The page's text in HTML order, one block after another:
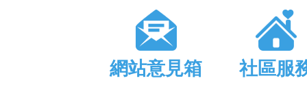
網站意見箱 社區服